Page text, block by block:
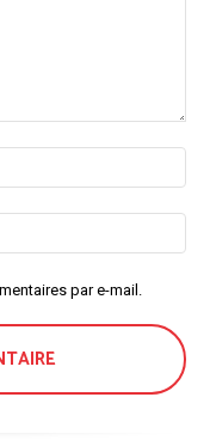
/
:*
par e-mail.